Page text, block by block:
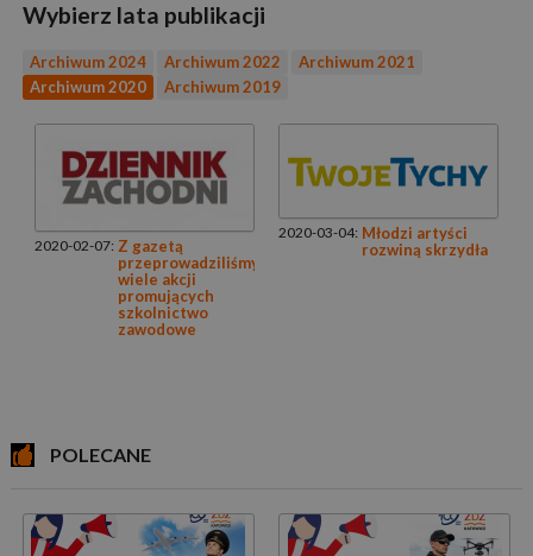
Wybierz lata publikacji
Archiwum 2024 Archiwum 2022
Archiwum 2021
Archiwum 2020
Archiwum 2019
2020-02-07: Z gazetą
przeprowadziliśmy
wiele akcji
promujących
szkolnictwo
zawodowe
2020-03-04: Młodzi artyści
rozwiną skrzydła
POLECANE